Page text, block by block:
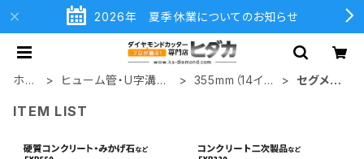
2026年 夏季休業についてのお知らせ
ホー
ヒューム管・U字溝切
355mm（14イン
セグメン
ITEM LIST